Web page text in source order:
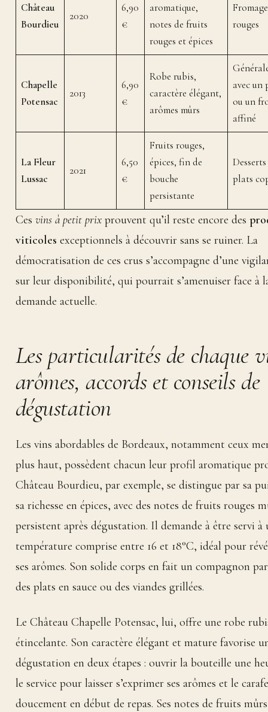
Château
Bourdieu
2020
6,90
€
aromatique,
notes de fruits
rouges et épices
rouges
Chapelle
Potensac
2013
6,90
€
Robe rubis,
caractère élégant,
arômes mûrs
avec un
ou un
affiné
La Fleur
Lussac
2021
6,50
€
Fruits rouges,
épices, fin de
bouche
persistante
plats
Ces vins à petit prixprouvent qu’il reste encore des
viticoles exceptionnels à découvrir sans se ruiner. La
démocratisation de ces crus s’accompagne d’une
sur leur disponibilité, qui pourrait s’amenuiser face à
demande actuelle.
Les particularités de chaque
arômes, accords et conseils de
dégustation
Les vins abordables de Bordeaux, notamment ceux
plus haut, possèdent chacun leur profil aromatique
Château Bourdieu, par exemple, se distingue par sa
sa richesse en épices, avec des notes de fruits rouges
persistent après dégustation. Il demande à être servi à
température comprise entre 16 et 18°C, idéal pour
ses arômes. Son solide corps en fait un compagnon
des plats en sauce ou des viandes grillées.
Le Château Chapelle Potensac, lui, offre une robe
étincelante. Son caractère élégant et mature favorise
dégustation en deux étapes : ouvrir la bouteille une
le service pour laisser s’exprimer ses arômes et le
doucement en début de repas. Ses notes de fruits mûrs